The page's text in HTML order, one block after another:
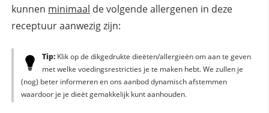
kunnen minimaal de volgende allergenen in deze
receptuur aanwezig zijn:
Tip:Klik op de dikgedrukte dieëten/allergieën om aan te geven
met welke voedingsrestricties je te maken hebt. We zullen je
(nog) beter informeren en ons aanbod dynamisch afstemmen
waardoor je je dieët gemakkelijk kunt aanhouden.